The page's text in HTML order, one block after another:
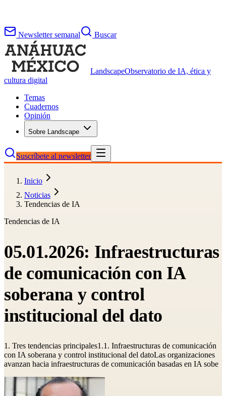
Newsletter semanal Buscar
LandscapeObservatorio de IA, ética y
cultura digital
Temas
Cuadernos
Opinión
Sobre Landscape
Suscríbete al newsletter
Inicio
Noticias
Tendencias de IA
Tendencias de IA
05.01.2026: Infraestructuras
de comunicación con IA
soberana y control
institucional del dato
1. Tres tendencias principales1.1. Infraestructuras de comunicación
con IA soberana y control institucional del datoLas organizaciones
avanzan hacia infraestructuras de comunicación basadas en IA sobe